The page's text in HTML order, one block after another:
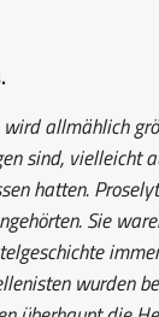
allmählich
sind, vielleicht
hatten.
Sie
wurden